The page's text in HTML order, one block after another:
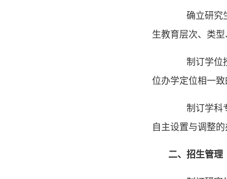
确立研究生
生教育层次、类
制订学位授
位办学定位相一
制订学科专
自主设置与调整
二、招生管理